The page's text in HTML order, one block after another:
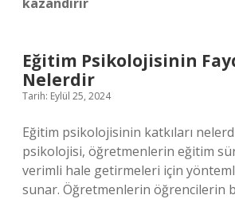
Eğitim Psikolojisinin
Nelerdir
Tarih: Eylül 25, 2024
Eğitim psikolojisinin katkıları
psikolojisi, öğretmenlerin eğitim
verimli hale getirmeleri için
sunar. Öğretmenlerin öğrencilerin